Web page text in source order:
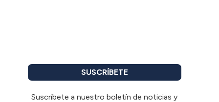
SUSCRÍBETE
Suscríbete a nuestro boletín de noticias y